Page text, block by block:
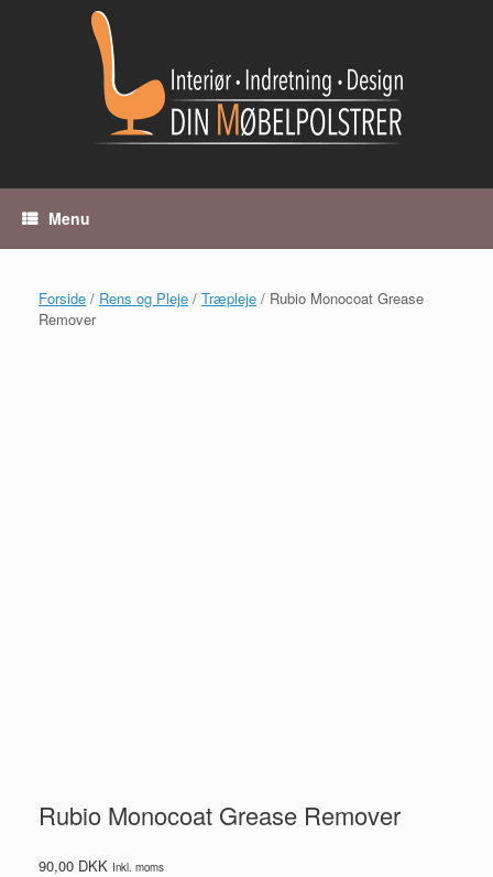
Menu
Forside / Rens og Pleje / Træpleje / Rubio Monocoat Grease
Remover
Rubio Monocoat Grease Remover
90,00 DKK Inkl. moms